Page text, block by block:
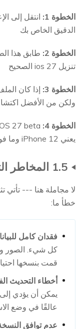
الخطوة 1:
انتقل إلى
الدقيق الخاص بك
الخطوة 2:
تنزيل ios 27 الصحيح
الخطوة 3:
إذا كان
ولكن من الأفضل
الخطوة 4:
يعني iPhone 12 وما فوق
1.5 المخاطر التي يجب أن تعرفها
خطأ ما:
فقدان كامل
قمت بنسخها
أخطاء التحديث
يمكن أن يؤدي
عالقًا في وضع
عدم توافق